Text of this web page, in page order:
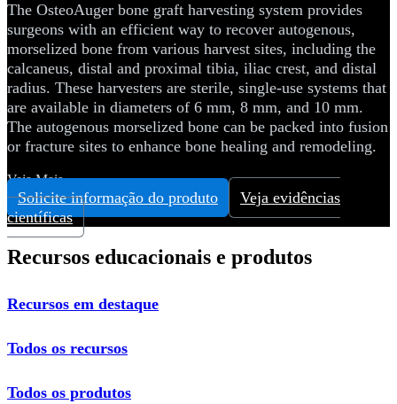
The OsteoAuger bone graft harvesting system provides
surgeons with an efficient way to recover autogenous,
morselized bone from various harvest sites, including the
calcaneus, distal and proximal tibia, iliac crest, and distal
radius. These harvesters are sterile, single-use systems that
are available in diameters of 6 mm, 8 mm, and 10 mm.
The autogenous morselized bone can be packed into fusion
or fracture sites to enhance bone healing and remodeling.
Veja Mais
Solicite informação do produto
Veja evidências
científicas
Recursos educacionais e produtos
Recursos em destaque
Todos os recursos
Todos os produtos